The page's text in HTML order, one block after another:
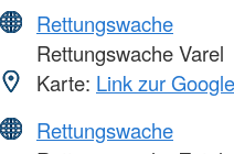
Rettungswache
Rettungswache Varel
Karte: Link zur
Rettungswache